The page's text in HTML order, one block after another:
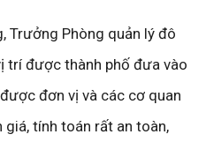
Trưởng Phòng quản lý đô
trí được thành phố đưa vào
đơn vị và các cơ quan
giá, tính toán rất an toàn,